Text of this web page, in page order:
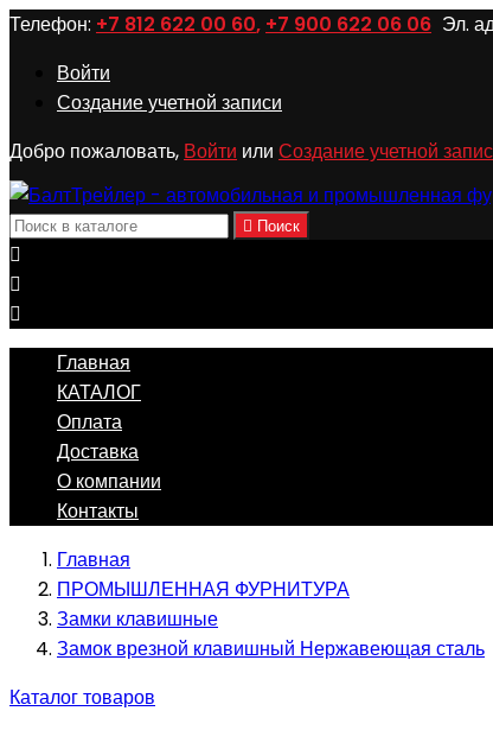
Телефон: +7 812 622 00 60, +7 900 622 06 06 Эл.
Войти
Создание учетной записи
Добро пожаловать, Войти или Создание учетной
 Поиск



Главная
КАТАЛОГ
Оплата
Доставка
О компании
Контакты
Главная
ПРОМЫШЛЕННАЯ ФУРНИТУРА
Замки клавишные
Замок врезной клавишный Нержавеющая сталь
Каталог товаров